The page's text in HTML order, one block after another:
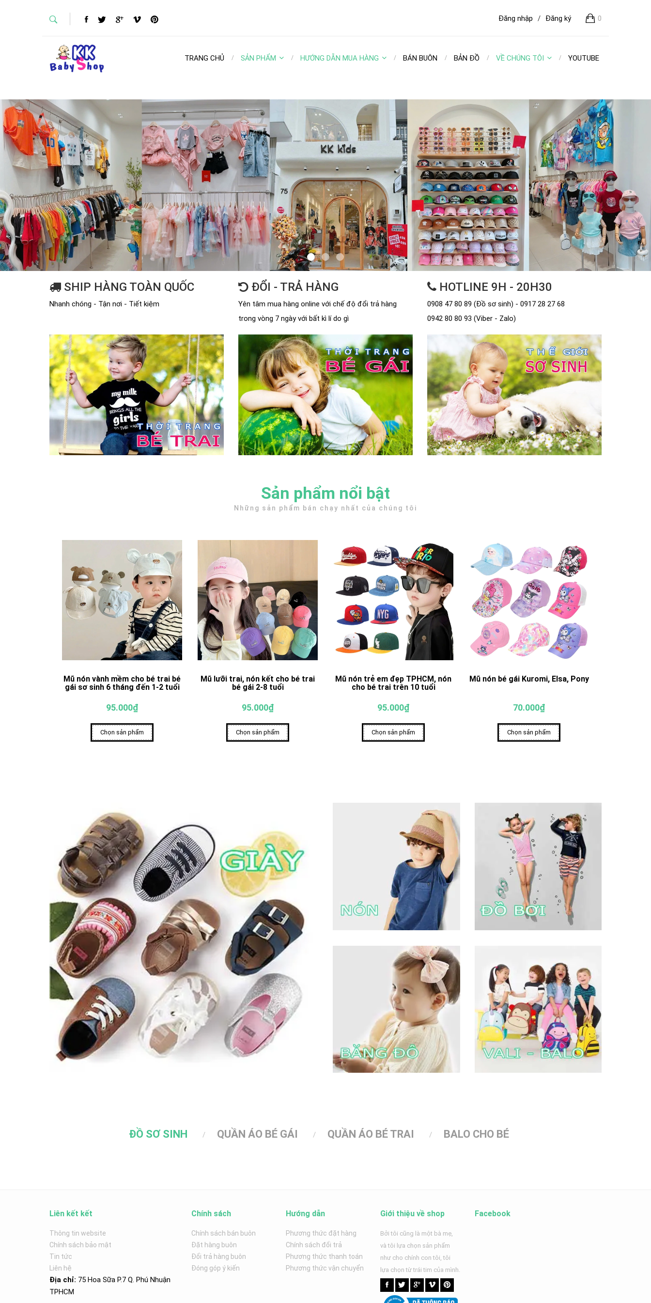
0
Đăng ký
/
Đăng nhập
TRANG CHỦ SẢN PHẨM HƯỚNG DẪN MUA HÀNG BÁN BUÔN BẢN ĐỒ VỀ CHÚNG TÔI YOUTUBE
SHIP HÀNG TOÀN QUỐC
Nhanh chóng - Tận nơi - Tiết kiệm
ĐỔI - TRẢ HÀNG
Yên tâm mua hàng online với chế độ đổi trả hàng
trong vòng 7 ngày với bất kì lí do gì
HOTLINE 9H - 20H30
0908 47 80 89 (Đồ sơ sinh) - 0917 28 27 68
0942 80 80 93 (Viber - Zalo)
Sản phẩm nổi bật
Những sản phẩm bán chạy nhất của chúng tôi
Mũ nón vành mềm cho bé trai bé
gái sơ sinh 6 tháng đến 1-2 tuổi
95.000₫
Chọn sản phẩm
Mũ lưỡi trai, nón kết cho bé trai
bé gái 2-8 tuổi
95.000₫
Chọn sản phẩm
Mũ nón trẻ em đẹp TPHCM, nón
cho bé trai trên 10 tuổi
95.000₫
Chọn sản phẩm
Mũ nón bé gái Kuromi, Elsa, Pony
70.000₫
Chọn sản phẩm
ĐỒ SƠ SINH QUẦN ÁO BÉ GÁI QUẦN ÁO BÉ TRAI BALO CHO BÉ
Liên kết kết
Thông tin website
Chính sách bảo mật
Tin tức
Liên hệ
Địa chỉ: 75 Hoa Sữa P.7 Q. Phú Nhuận
TPHCM
Chính sách
Chính sách bán buôn
Đặt hàng buôn
Đổi trả hàng buôn
Đóng góp ý kiến
Hướng dẫn
Phương thức đặt hàng
Chính sách đổi trả
Phương thức thanh toán
Phương thức vận chuyển
Giới thiệu về shop
Bởi tôi cũng là một bà mẹ,
và tôi lựa chọn sản phẩm
như cho chính con tôi, tôi
lựa chọn từ trái tim của mình.
Facebook